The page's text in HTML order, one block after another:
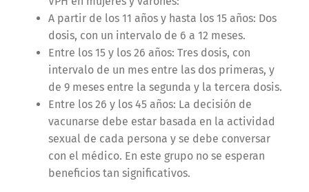
A partir de los 11 años y hasta los 15 años: Dos
dosis, con un intervalo de 6 a 12 meses.
Entre los 15 y los 26 años: Tres dosis, con
intervalo de un mes entre las dos primeras, y
de 9 meses entre la segunda y la tercera dosis.
Entre los 26 y los 45 años: La decisión de
vacunarse debe estar basada en la actividad
sexual de cada persona y se debe conversar
con el médico. En este grupo no se esperan
beneficios tan significativos.